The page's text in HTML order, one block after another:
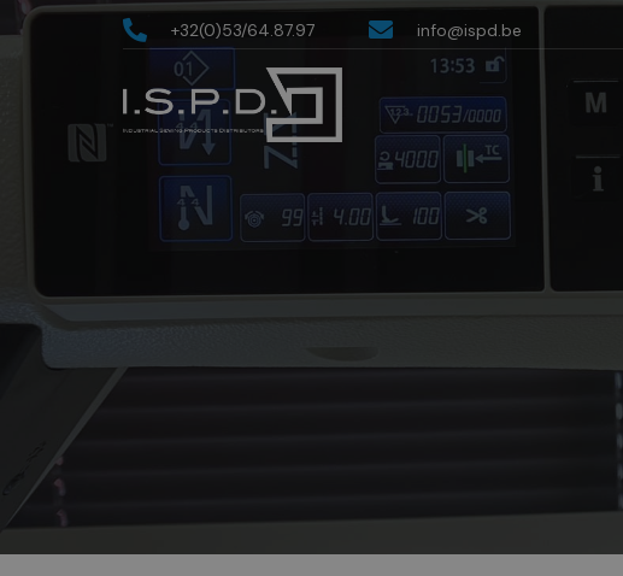
+32(0)53/64.87.97 info@ispd.be